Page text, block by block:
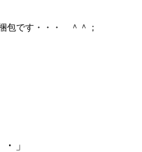
包です・・・ ＾＾；
」